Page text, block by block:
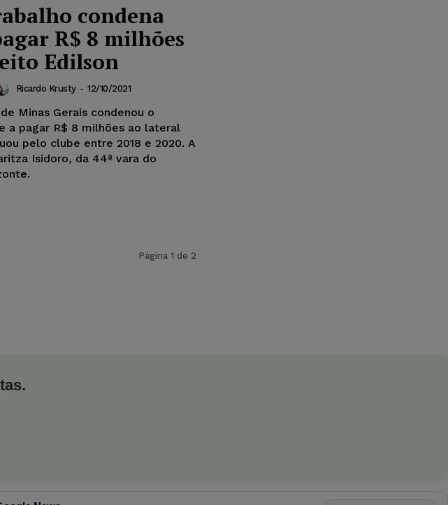
condena
R$ 8 milhões
Edilson
Ricardo Krusty - 12/10/2021
Minas Gerais condenou o
a pagar R$ 8 milhões ao lateral
pelo clube entre 2018 e 2020. A
Isidoro, da 44ª vara do
Página 1 de 2